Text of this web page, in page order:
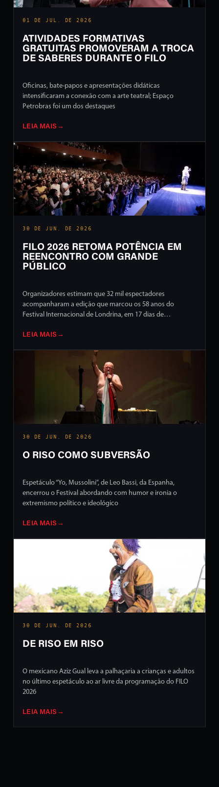
01 DE JUL. DE 2026
ATIVIDADES FORMATIVAS
GRATUITAS PROMOVERAM A TROCA
DE SABERES DURANTE O FILO
Oficinas, bate-papos e apresentações didáticas
intensificaram a conexão com a arte teatral; Espaço
Petrobras foi um dos destaques
LEIA MAIS →
30 DE JUN. DE 2026
FILO 2026 RETOMA POTÊNCIA EM
REENCONTRO COM GRANDE
PÚBLICO
Organizadores estimam que 32 mil espectadores
acompanharam a edição que marcou os 58 anos do
Festival Internacional de Londrina, em 17 dias de
LEIA MAIS →
30 DE JUN. DE 2026
O RISO COMO SUBVERSÃO
Espetáculo “Yo, Mussolini”, de Leo Bassi, da Espanha,
encerrou o Festival abordando com humor e ironia o
extremismo político e ideológico
LEIA MAIS →
30 DE JUN. DE 2026
DE RISO EM RISO
O mexicano Aziz Gual leva a palhaçaria a crianças e adultos
no último espetáculo ao ar livre da programação do FILO
2026
LEIA MAIS →